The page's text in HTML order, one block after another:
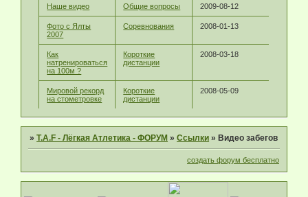
Наше видео Общие вопросы 2009-08-12
Фото с Ялты
2007
Соревнования 2008-01-13
Как
натренироваться
на 100м ?
Короткие
дистанции
2008-03-18
Мировой рекорд
на стометровке
Короткие
дистанции
2008-05-09
»T.A.F - Лёгкая Атлетика - ФОРУМ »Ссылки » Видео забегов
создать форум бесплатно